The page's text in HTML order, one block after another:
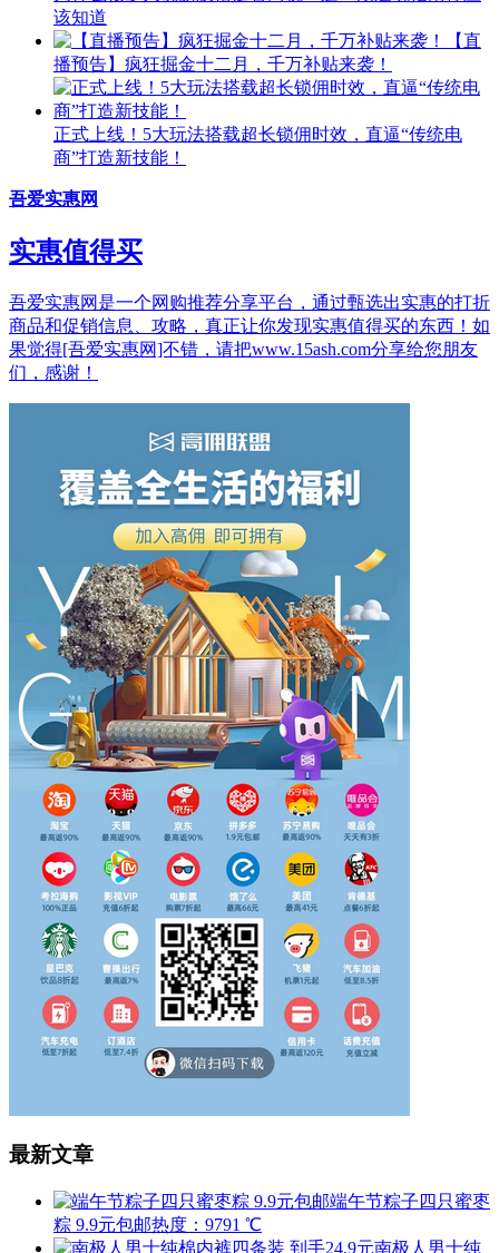
该知道
【直
播预告】疯狂掘金十二月，千万补贴来袭！
正式上线！5大玩法搭载超长锁佣时效，直逼“传统电
商”打造新技能！
吾爱实惠网
实惠值得买
吾爱实惠网是一个网购推荐分享平台，通过甄选出实惠的打折
商品和促销信息、攻略，真正让你发现实惠值得买的东西！如
果觉得[吾爱实惠网]不错，请把www.15ash.com分享给您朋友
们，感谢！
最新文章
端午节粽子四只蜜枣
粽 9.9元包邮热度：9791 ℃
南极人男士纯